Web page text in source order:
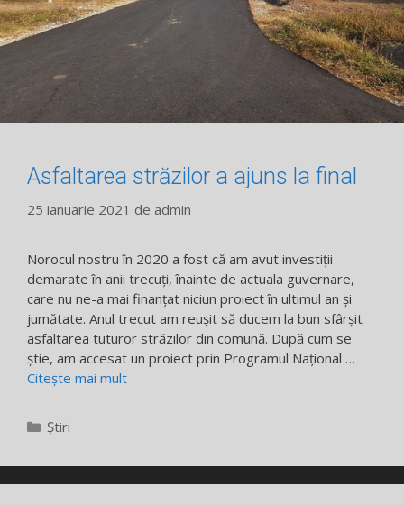
Asfaltarea străzilor a ajuns la final
25 ianuarie 2021 de admin
Norocul nostru în 2020 a fost că am avut investiții
demarate în anii trecuți, înainte de actuala guvernare,
care nu ne-a mai finanțat niciun proiect în ultimul an și
jumătate. Anul trecut am reușit să ducem la bun sfârșit
asfaltarea tuturor străzilor din comună. După cum se
știe, am accesat un proiect prin Programul Național …
Citește mai mult
Categorii
Știri